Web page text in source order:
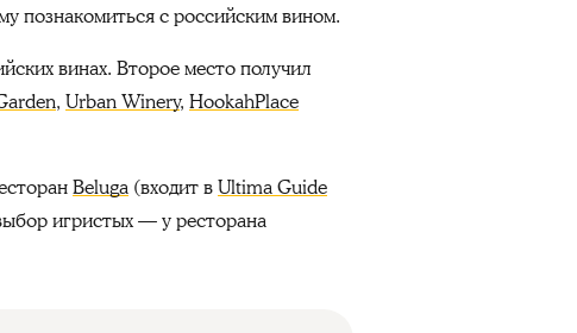
познакомиться с российским вином.
винах. Второе место получил
, Urban Winery, HookahPlace
Beluga (входит вUltima Guide
игристых — у ресторана